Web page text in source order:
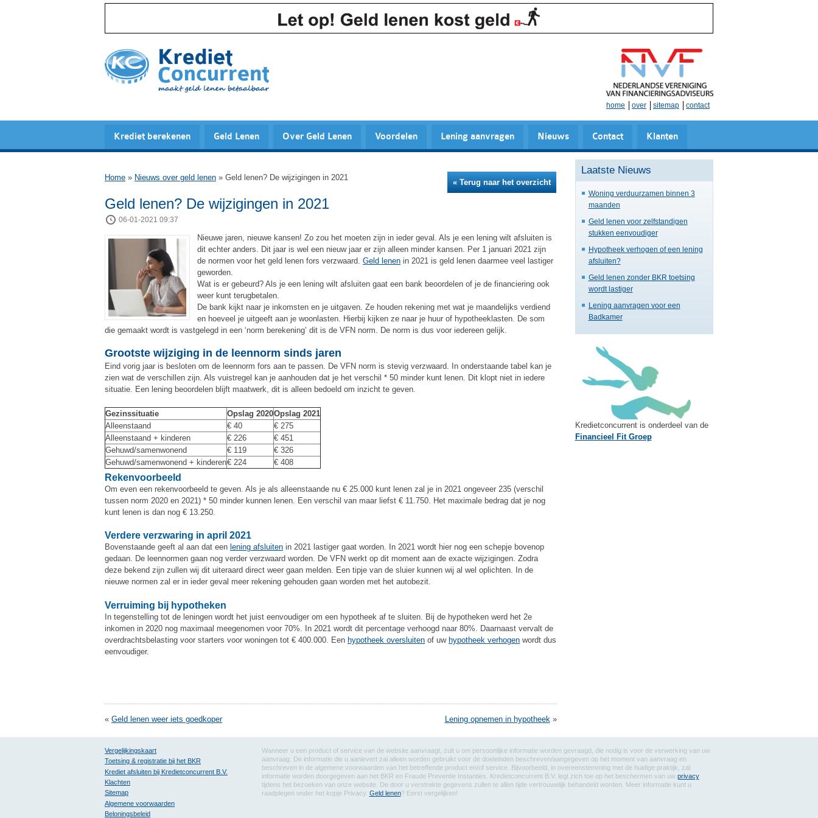
home over sitemap contact
Krediet berekenen Geld Lenen Over Geld Lenen Voordelen Lening aanvragen Nieuws Contact Klanten
Home » Nieuws over geld lenen » Geld lenen? De wijzigingen in 2021
« Terug naar het overzicht
Geld lenen? De wijzigingen in 2021
06-01-2021 09:37
Nieuwe jaren, nieuwe kansen! Zo zou het moeten zijn in ieder geval. Als je een lening wilt afsluiten is
dit echter anders. Dit jaar is wel een nieuw jaar er zijn alleen minder kansen. Per 1 januari 2021 zijn
de normen voor het geld lenen fors verzwaard. Geld lenen in 2021 is geld lenen daarmee veel lastiger
geworden.
Wat is er gebeurd? Als je een lening wilt afsluiten gaat een bank beoordelen of je de financiering ook
weer kunt terugbetalen.
De bank kijkt naar je inkomsten en je uitgaven. Ze houden rekening met wat je maandelijks verdiend
en hoeveel je uitgeeft aan je woonlasten. Hierbij kijken ze naar je huur of hypotheeklasten. De som
die gemaakt wordt is vastgelegd in een ‘norm berekening’ dit is de VFN norm. De norm is dus voor iedereen gelijk.
Grootste wijziging in de leennorm sinds jaren
Eind vorig jaar is besloten om de leennorm fors aan te passen. De VFN norm is stevig verzwaard. In onderstaande tabel kan je
zien wat de verschillen zijn. Als vuistregel kan je aanhouden dat je het verschil * 50 minder kunt lenen. Dit klopt niet in iedere
situatie. Een lening beoordelen blijft maatwerk, dit is alleen bedoeld om inzicht te geven.
Gezinssituatie Opslag 2020Opslag 2021
Alleenstaand
€ 40
€ 275
Alleenstaand + kinderen
€ 226
€ 451
Gehuwd/samenwonend
€ 119
€ 326
Gehuwd/samenwonend + kinderen€ 224 € 408
Rekenvoorbeeld
Om even een rekenvoorbeeld te geven. Als je als alleenstaande nu € 25.000 kunt lenen zal je in 2021 ongeveer 235 (verschil
tussen norm 2020 en 2021) * 50 minder kunnen lenen. Een verschil van maar liefst € 11.750. Het maximale bedrag dat je nog
kunt lenen is dan nog € 13.250.
Verdere verzwaring in april 2021
Bovenstaande geeft al aan dat een lening afsluiten in 2021 lastiger gaat worden. In 2021 wordt hier nog een schepje bovenop
gedaan. De leennormen gaan nog verder verzwaard worden. De VFN werkt op dit moment aan de exacte wijzigingen. Zodra
deze bekend zijn zullen wij dit uiteraard direct weer gaan melden. Een tipje van de sluier kunnen wij al wel oplichten. In de
nieuwe normen zal er in ieder geval meer rekening gehouden gaan worden met het autobezit.
Verruiming bij hypotheken
In tegenstelling tot de leningen wordt het juist eenvoudiger om een hypotheek af te sluiten. Bij de hypotheken werd het 2e
inkomen in 2020 nog maximaal meegenomen voor 70%. In 2021 wordt dit percentage verhoogd naar 80%. Daarnaast vervalt de
overdrachtsbelasting voor starters voor woningen tot € 400.000. Een hypotheek oversluiten of uw hypotheek verhogen wordt dus
eenvoudiger.
« Geld lenen weer iets goedkoper Lening opnemen in hypotheek»
Laatste Nieuws
Woning verduurzamen binnen 3
maanden
Geld lenen voor zelfstandigen
stukken eenvoudiger
Hypotheek verhogen of een lening
afsluiten?
Geld lenen zonder BKR toetsing
wordt lastiger
Lening aanvragen voor een
Badkamer
Kredietconcurrent is onderdeel van de
Financieel Fit Groep
Vergelijkingskaart
Toetsing & registratie bij het BKR
Krediet afsluiten bij Kredietconcurrent B.V.
Klachten
Sitemap
Algemene voorwaarden
Beloningsbeleid
Wanneer u een product of service van de website aanvraagt, zult u om persoonlijke informatie worden gevraagd, die nodig is voor de verwerking van uw
aanvraag. De informatie die u aanlevert zal alleen worden gebruikt voor de doeleinden beschreven/aangegeven op het moment van aanvraag en
beschreven in de algemene voorwaarden van het betreffende product en/of service. Bijvoorbeeld, in overeenstemming met de huidige praktijk, zal
informatie worden doorgegeven aan het BKR en Fraude Preventie Instanties. Kredietconcurrent B.V. legt zich toe op het beschermen van uw privacy
tijdens het bezoeken van onze website. De door u verstrekte gegevens zullen te allen tijde vertrouwelijk behandeld worden. Meer informatie kunt u
raadplegen onder het kopje Privacy. Geld lenen? Eerst vergelijken!